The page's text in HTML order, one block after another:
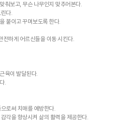
보고, 무슨 나무인지 맞추어본다.
다.
붙이고 꾸며보도록 한다.
하게 어르신들을 이동 시킨다.
육이 발달된다.
.
로써 치매를 예방한다.
각을 향상시켜 삶의 활력을 제공한다.